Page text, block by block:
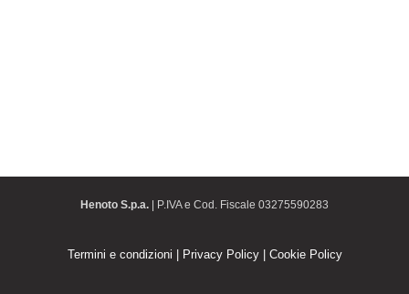
Henoto S.p.a. | P.IVA e Cod. Fiscale 03275590283
Termini e condizioni Privacy Policy| Cookie Policy